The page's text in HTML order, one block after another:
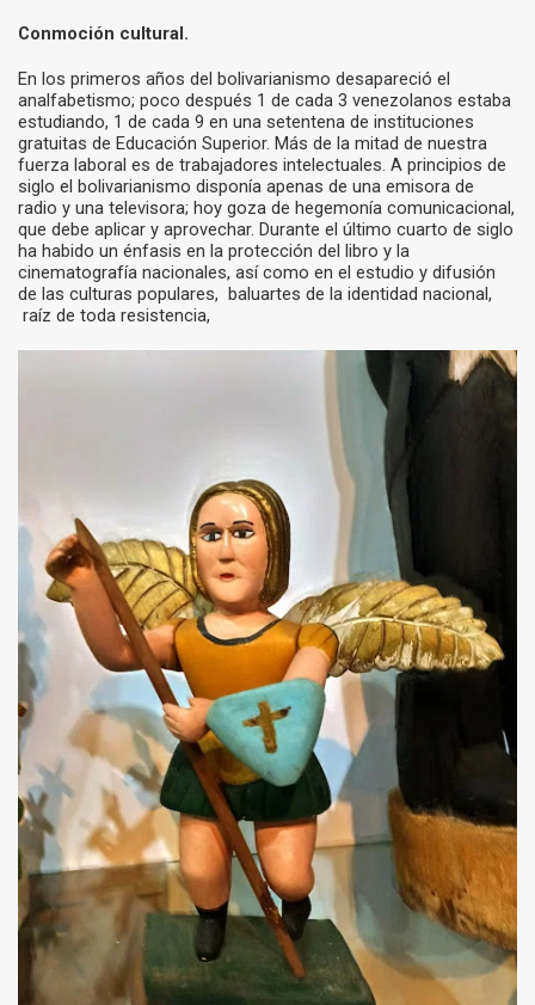
Conmoción cultural.
En los primeros años del bolivarianismo desapareció el
analfabetismo; poco después 1 de cada 3 venezolanos estaba
estudiando, 1 de cada 9 en una setentena de instituciones
gratuitas de Educación Superior. Más de la mitad de nuestra
fuerza laboral es de trabajadores intelectuales. A principios de
siglo el bolivarianismo disponía apenas de una emisora de
radio y una televisora; hoy goza de hegemonía comunicacional,
que debe aplicar y aprovechar. Durante el último cuarto de siglo
ha habido un énfasis en la protección del libro y la
cinematografía nacionales, así como en el estudio y difusión
de las culturas populares, baluartes de la identidad nacional,
raíz de toda resistencia,